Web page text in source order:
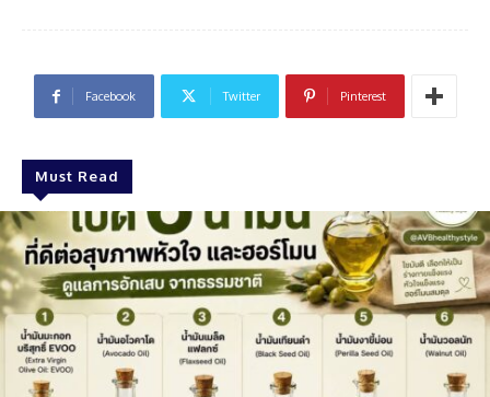
Facebook Twitter Pinterest
Must Read